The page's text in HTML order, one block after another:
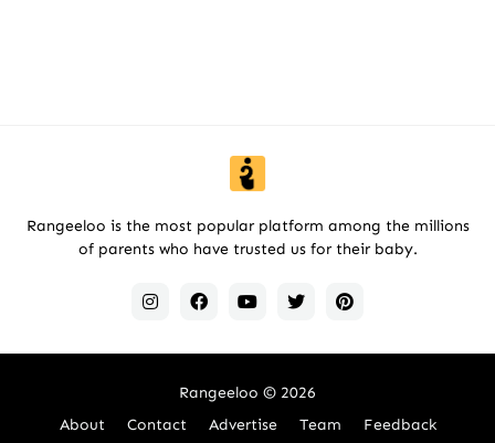
Rangeeloo is the most popular platform among the millions
of parents who have trusted us for their baby.
Rangeeloo © 2026
About
Contact Advertise Team
Feedback